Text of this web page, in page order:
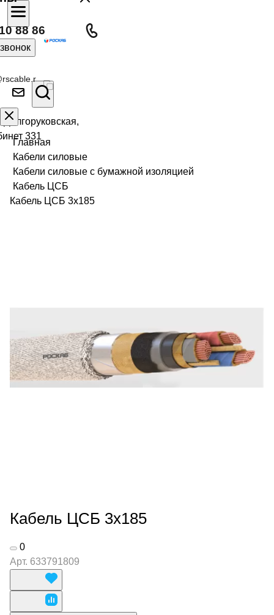
88 86
331
Главная
Кабели силовые
Кабели силовые с бумажной изоляцией
Кабель ЦСБ
Кабель ЦСБ 3х185
Кабель ЦСБ 3х185
0
Арт. 633791809